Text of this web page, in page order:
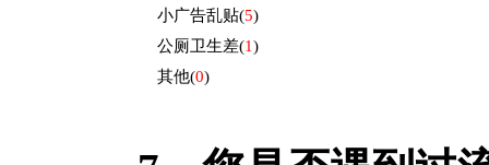
小广告乱贴(5)
公厕卫生差(1)
其他(0)